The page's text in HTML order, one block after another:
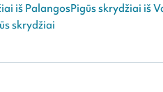
iš PalangosPigūs skrydžiai iš
skrydžiai